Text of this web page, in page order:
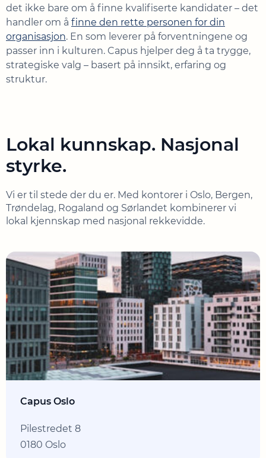
det ikke bare om å finne kvalifiserte kandidater – det
handler om å finne den rette personen for din
organisasjon. En som leverer på forventningene og
passer inn i kulturen. Capus hjelper deg å ta trygge,
strategiske valg – basert på innsikt, erfaring og
struktur.
Lokal kunnskap. Nasjonal
styrke.
Vi er til stede der du er. Med kontorer i Oslo, Bergen,
Trøndelag, Rogaland og Sørlandet kombinerer vi
lokal kjennskap med nasjonal rekkevidde.
Capus Oslo
Pilestredet 8
0180 Oslo